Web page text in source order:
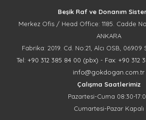
Beşik Raf ve Donanım
Merkez Ofis / Head Office: 1185. Cadde
ANKARA
Fabrika: 2019. Cd. No:21, Alcı OSB, 06909
Tel: +90 312 385 84 00 (pbx) - Fax: +90 312
info@gokdogan.com.tr
Çalışma Saatlerimiz
Pazartesi-Cuma 08:30-
Cumartesi-Pazar Kapalı